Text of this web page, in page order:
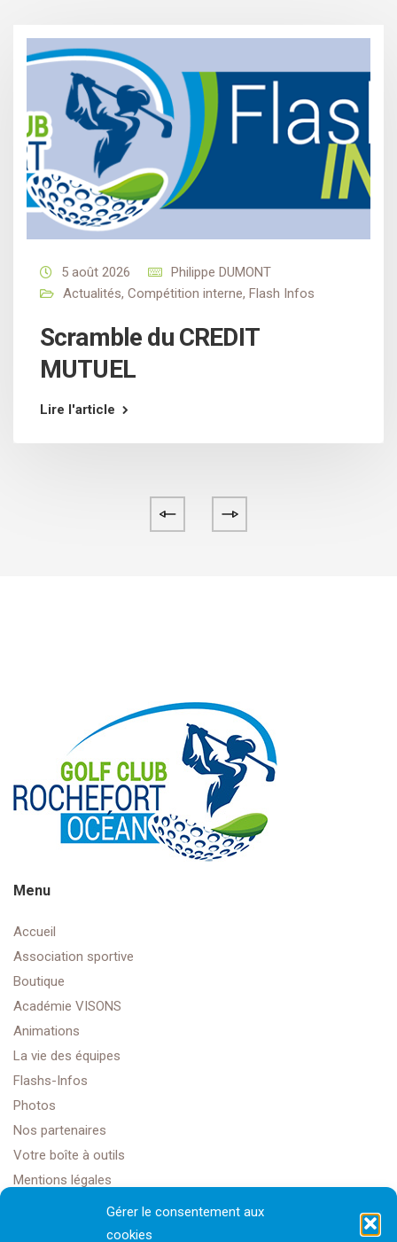
Gérer le consentement aux
cookies
5 août 2026
Philippe DUMONT
Actualités, Compétition interne, Flash Infos
Scramble du CREDIT
MUTUEL
Lire l'article
Menu
Accueil
Association sportive
Boutique
Académie VISONS
Animations
La vie des équipes
Flashs-Infos
Photos
Nos partenaires
Votre boîte à outils
Mentions légales